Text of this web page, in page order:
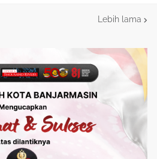
Lebih lama